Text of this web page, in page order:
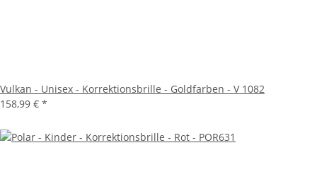
Vulkan - Unisex - Korrektionsbrille - Goldfarben - V 1082
158,99 € *